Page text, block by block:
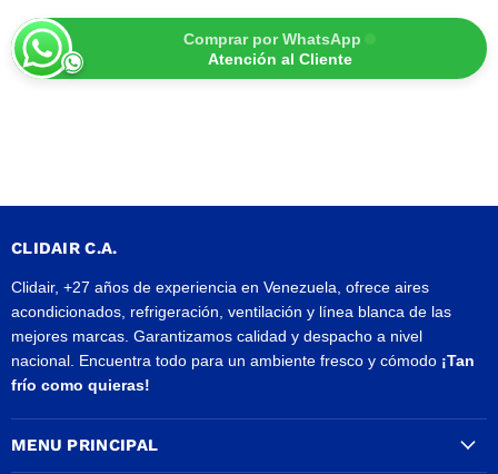
Comprar por WhatsApp
Atención al Cliente
CLIDAIR C.A.
Clidair, +27 años de experiencia en Venezuela, ofrece aires
acondicionados, refrigeración, ventilación y línea blanca de las
mejores marcas. Garantizamos calidad y despacho a nivel
nacional. Encuentra todo para un ambiente fresco y cómodo ¡Tan
frío como quieras!
MENU PRINCIPAL